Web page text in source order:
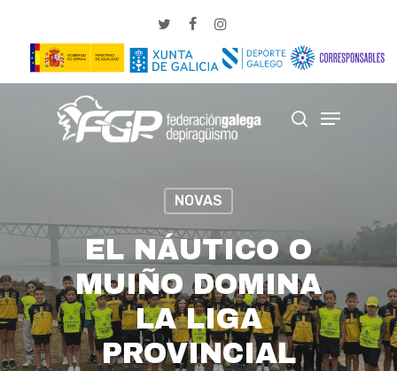
main
twitterfacebookinstagram
search
Menu
NOVAS
EL NÁUTICO O
MUIÑO DOMINA
LA LIGA
PROVINCIAL
Close
Menu